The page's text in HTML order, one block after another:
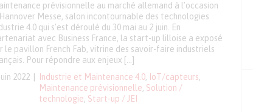
2022 Industrie et Maintenance 4.0 IoT/capteurs
Maintenance prévisionnelle Solution /
technologie Start-up / JEI
prévisionnelle au marché allemand à l’occasion
Messe, salon incontournable des technologies
4.0 qui s’est déroulé du 30 mai au 2 juin. En
avec Business France, la start-up lilloise a exposé
le pavillon French Fab, vitrine des savoir-faire industriels
Pour répondre aux enjeux […]